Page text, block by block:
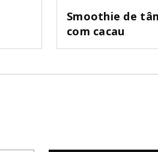
Smoothie de
com cacau